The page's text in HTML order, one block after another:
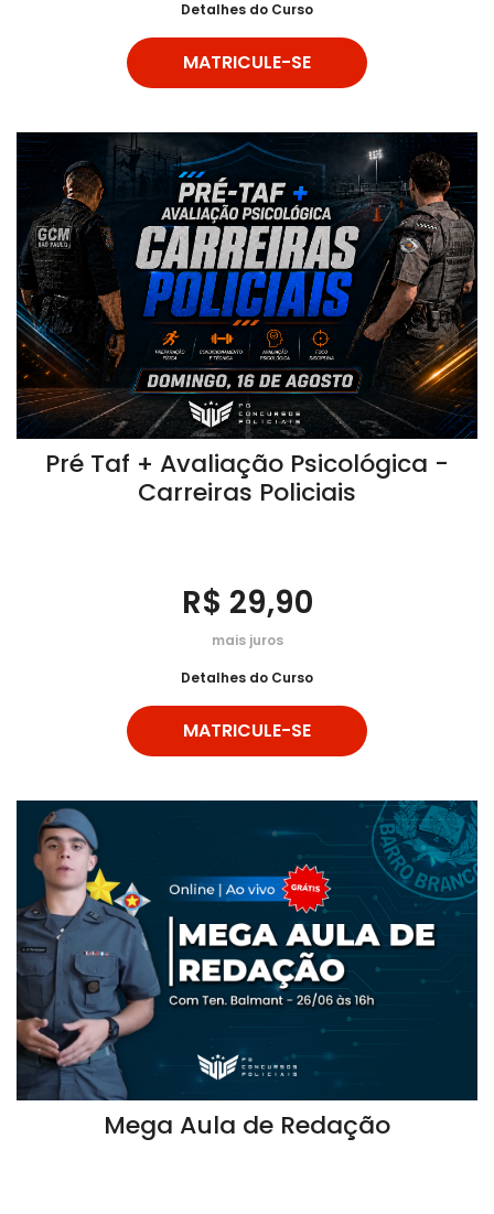
Detalhes do Curso
MATRICULE-SE
Pré Taf + Avaliação Psicológica -
Carreiras Policiais
R$ 29,90
mais juros
Detalhes do Curso
MATRICULE-SE
Mega Aula de Redação